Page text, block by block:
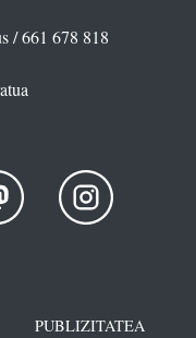
/ 661 678 818
PUBLIZITATEA